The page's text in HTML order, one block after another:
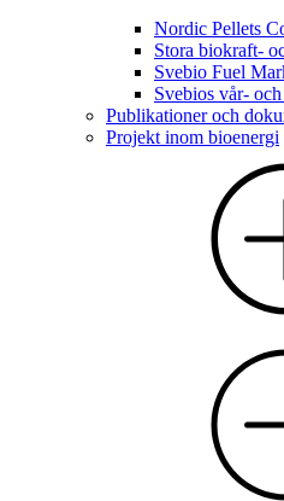
Nordic Pellets
Stora biokraft-
Svebio Fuel
Svebios vår-
Publikationer och
Projekt inom bioenergi